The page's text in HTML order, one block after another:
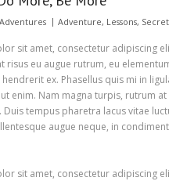
Adventures Adventure, Lessons,
sit amet, consectetur adipiscing
risus eu augue rutrum, eu
ex. Phasellus quis mi in
enim. Nam magna turpis, rutrum
Duis tempus pharetra lacus vitae
augue neque, in
sit amet, consectetur adipiscing